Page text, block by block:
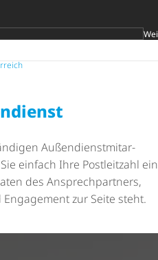
SpäterSuche
Außen­dienst­mit­ar­
einfach Ihre Postleitzahl ein
des Ansprech­part­ners,
zur Seite steht.